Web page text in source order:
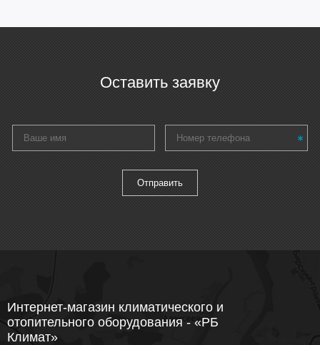
Оставить заявку
Интернет-магазин климатического и
отопительного оборудования - «РБ
Климат»